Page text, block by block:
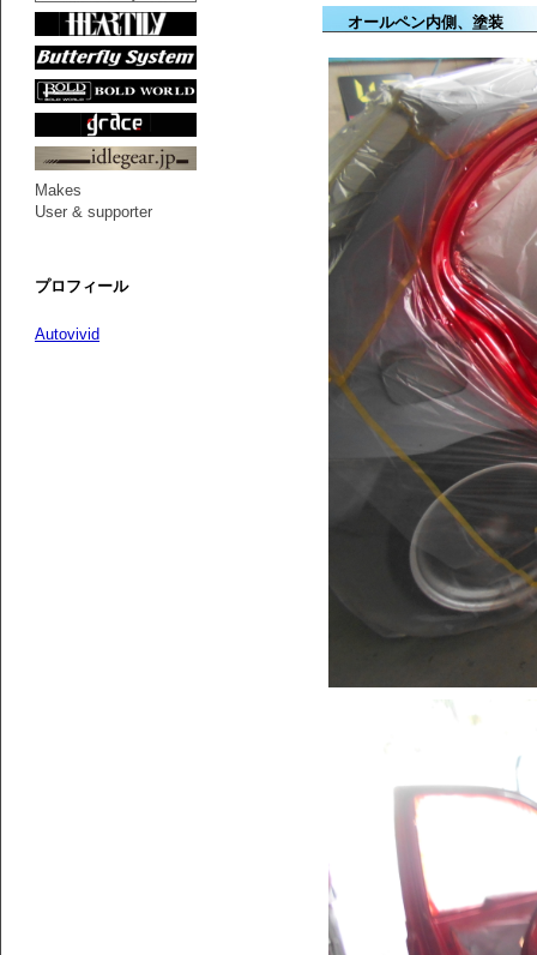
オールペン内側、塗装
Makes
User & supporter
プロフィール
Autovivid